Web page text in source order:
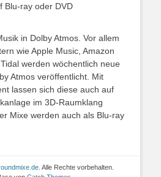
Blu-ray oder DVD
in Dolby Atmos. Vor allem
wie Apple Music, Amazon
werden wöchentlich neue
Atmos veröffentlicht. Mit
lassen sich diese auch auf
im 3D-Raumklang
Mixe werden auch als Blu-ray
. Alle Rechte vorbehalten.